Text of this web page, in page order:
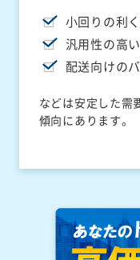
小回りの利
汎用性の高
配送向けの
などは安定した需
傾向にあります。